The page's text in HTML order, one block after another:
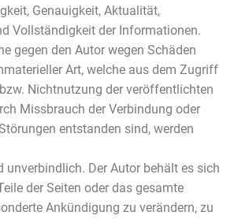
Genauigkeit, Aktualität,
Vollständigkeit der Informationen.
gegen den Autor wegen Schäden
Art, welche aus dem Zugriff
Nichtnutzung der veröffentlichten
Missbrauch der Verbindung oder
entstanden sind, werden
unverbindlich. Der Autor behält es sich
der Seiten oder das gesamte
Ankündigung zu verändern, zu